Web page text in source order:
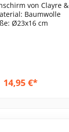
von Clayre &
14,95 €*